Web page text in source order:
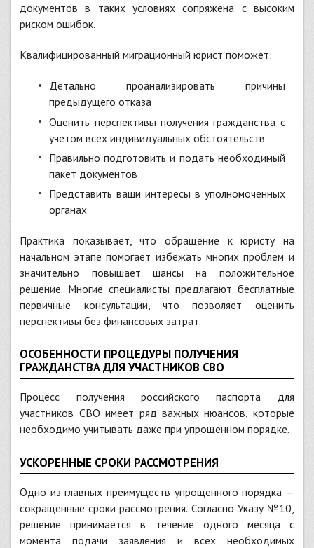
документов в таких условиях сопряжена с высоким
риском ошибок.
Квалифицированный миграционный юрист поможет:
Детально проанализировать причины
предыдущего отказа
Оценить перспективы получения гражданства с
учетом всех индивидуальных обстоятельств
Правильно подготовить и подать необходимый
пакет документов
Представить ваши интересы в уполномоченных
органах
Практика показывает, что обращение к юристу на
начальном этапе помогает избежать многих проблем и
значительно повышает шансы на положительное
решение. Многие специалисты предлагают бесплатные
первичные консультации, что позволяет оценить
перспективы без финансовых затрат.
ОСОБЕННОСТИ ПРОЦЕДУРЫ ПОЛУЧЕНИЯ
ГРАЖДАНСТВА ДЛЯ УЧАСТНИКОВ СВО
Процесс получения российского паспорта для
участников СВО имеет ряд важных нюансов, которые
необходимо учитывать даже при упрощенном порядке.
УСКОРЕННЫЕ СРОКИ РАССМОТРЕНИЯ
Одно из главных преимуществ упрощенного порядка —
сокращенные сроки рассмотрения. Согласно Указу №10,
решение принимается в течение одного месяца с
момента подачи заявления и всех необходимых